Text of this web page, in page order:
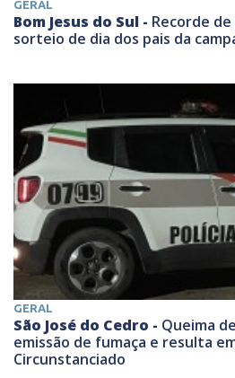
GERAL
Bom Jesus do Sul - Recorde
sorteio de dia dos pais da
GERAL
São José do Cedro - Queima
emissão de fumaça e resulta
Circunstanciado